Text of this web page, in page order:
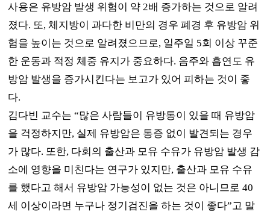
사용은 유방암 발생 위험이 약 2배 증가하는 것으로 알려
졌다. 또, 체지방이 과다한 비만의 경우 폐경 후 유방암 위
험을 높이는 것으로 알려졌으므로, 일주일 5회 이상 꾸준
한 운동과 적정 체중 유지가 중요하다. 음주와 흡연도 유
방암 발생을 증가시킨다는 보고가 있어 피하는 것이 좋
다.
김다빈 교수는“많은 사람들이 유방통이 있을 때 유방암
을 걱정하지만, 실제 유방암은 통증 없이 발견되는 경우
가 많다. 또한, 다회의 출산과 모유 수유가 유방암 발생 감
소에 영향을 미친다는 연구가 있지만, 출산과 모유 수유
를 했다고 해서 유방암 가능성이 없는 것은 아니므로40
세 이상이라면 누구나 정기검진을 하는 것이 좋다”고 말